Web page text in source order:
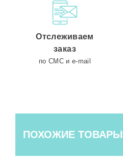
Отслеживаем
заказ
по СМС и e-mail
ПОХОЖИЕ ТОВАРЫ